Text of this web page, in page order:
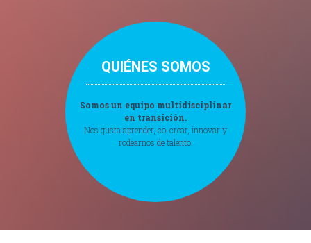
QUIÉNES SOMOS
Somos un equipo multidisciplinar
en transición.
Nos gusta aprender, co-crear, innovar y
rodearnos de talento.